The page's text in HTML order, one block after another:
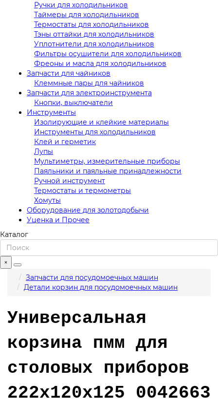
Ручки для холодильников
Таймеры для холодильников
Термостаты для холодильников
Тэны оттайки для холодильников
Уплотнители для холодильников
Фильтры осушители для холодильников
Фреоны и масла для холодильников
Запчасти для чайников
Клеммные пары для чайников
Запчасти для электроинструмента
Кнопки, выключатели
Инструменты
Изолирующие и клейкие материалы
Инструменты для холодильников
Клей и герметик
Лупы
Мультиметры, измерительные приборы
Паяльники и паяльные принадлежности
Ручной инструмент
Термостаты и термометры
Хомуты
Оборудование для золотодобычи
Уценка и Прочее
Каталог
×
Запчасти для посудомоечных машин
Детали корзин для посудомоечных машин
Универсальная
корзина пмм для
столовых приборов
222х120х125 0042663